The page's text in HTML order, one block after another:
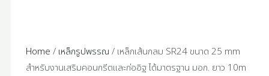
Home / เหล็กรูปพรรณ / เหล็กเส้นกลม SR24 ขนาด 25 mm
สำหรับงานเสริมคอนกรีตและก่ออิฐ ได้มาตรฐาน มอก. ยาว 10m
อิฐ
ได้